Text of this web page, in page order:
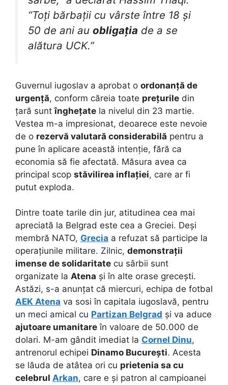
“Toți bărbații cu vârste între 18 și
50 de ani au obligația de a se
alătura UCK.”
Guvernul iugoslav a aprobat o ordonanță de
urgență, conform căreia toate prețurile din
țară suntînghețate la nivelul din 23 martie.
Vestea m-a impresionat, deoarece este nevoie
de o rezervă valutară considerabilă pentru a
pune în aplicare această intenție, fără ca
economia să fie afectată. Măsura avea ca
principal scop stăvilirea inflației, care ar fi
putut exploda.
Dintre toate tarile din jur, atitudinea cea mai
apreciată la Belgrad este cea a Greciei. Deși
membră NATO, Grecia a refuzat să participe la
operațiunile militare. Zilnic, demonstrații
imense de solidaritate cu sârbii sunt
organizate la Atena și în alte orase grecești.
Astăzi, s-a anunțat că miercuri, echipa de fotbal
AEK Atena va sosi în capitala iugoslavă, pentru
un meci amical cu Partizan Belgrad și va aduce
ajutoare umanitare în valoare de 50.000 de
dolari. M-am gândit imediat la Cornel Dinu,
antrenorul echipei Dinamo București. Acesta
se lăuda de atâtea ori cu prietenia sa cu
celebrul Arkan, care e și patron al campioanei